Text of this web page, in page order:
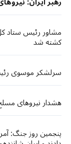
مشاور رئیس ستاد
کشته شد
سرلشکر موسوی
هشدار نیروهای